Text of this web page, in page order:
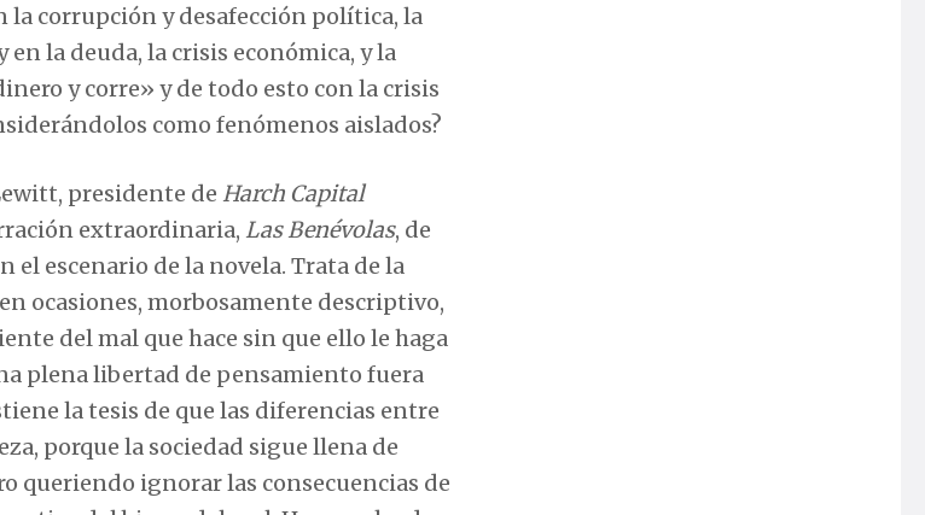
la corrupción y desafección política, la
en la deuda, la crisis económica, y la
y corre» y de todo esto con la crisis
como fenómenos aislados?
presidente de Harch Capital
extraordinaria, Las Benévolas, de
el escenario de la novela. Trata de la
ocasiones, morbosamente descriptivo,
del mal que hace sin que ello le haga
plena libertad de pensamiento fuera
la tesis de que las diferencias entre
porque la sociedad sigue llena de
queriendo ignorar las consecuencias de